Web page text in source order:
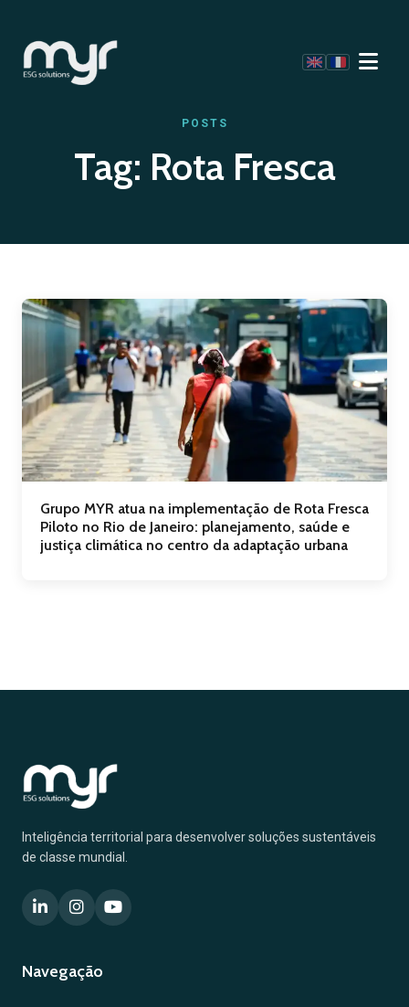
POSTS
Tag: Rota Fresca
Grupo MYR atua na implementação de Rota Fresca
Piloto no Rio de Janeiro: planejamento, saúde e
justiça climática no centro da adaptação urbana
Inteligência territorial para desenvolver soluções sustentáveis
de classe mundial.
Navegação